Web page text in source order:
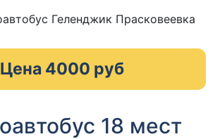
Цена 4000 руб
18 мест